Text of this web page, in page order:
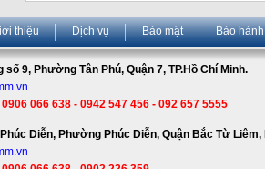
thiệu Dịch vụ Bảo mật Bảo hành
9, Phường Tân Phú, Quận 7, TP.Hồ Chí Minh.
066 638 - 0942 547 456 - 092 657 5555
Diễn, Phường Phúc Diễn, Quận Bắc Từ Liêm,